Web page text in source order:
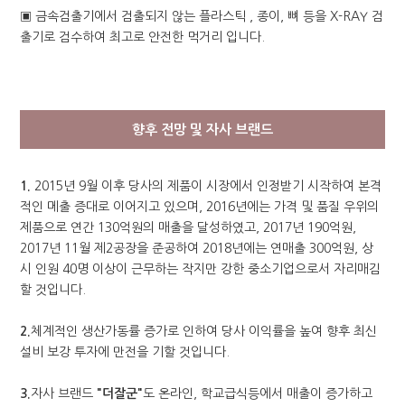
▣ 금속검출기에서 검출되지 않는 플라스틱 , 종이, 뼈 등을 X-RAY 검
출기로 검수하여 최고로 안전한 먹거리 입니다.
향후 전망 및 자사 브랜드
1.
2015년 9월 이후 당사의 제품이 시장에서 인정받기 시작하여 본격
적인 메출 증대로 이어지고 있으며, 2016년에는 가격 및 품질 우위의
제품으로 연간 130억원의 매출을 달성하였고, 2017년 190억원,
2017년 11월 제2공장을 준공하여 2018년에는 연매출 300억원, 상
시 인원 40명 이상이 근무하는 작지만 강한 중소기업으로서 자리매김
할 것입니다.
2.체계적인 생산가동률 증가로 인하여 당사 이익률을 높여 향후 최신
설비 보강 투자에 만전을 기할 것입니다.
3. 자사 브랜드 "더잘군"도 온라인, 학교급식등에서 매출이 증가하고